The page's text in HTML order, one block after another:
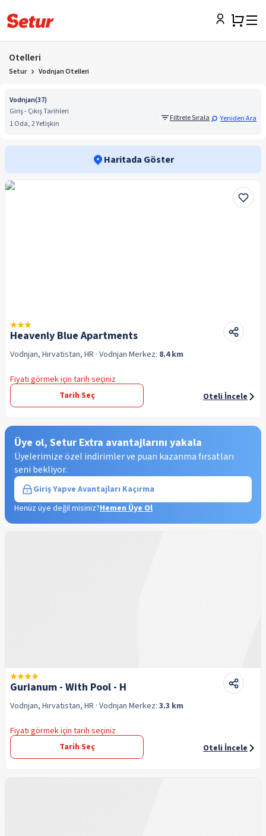
Otelleri
Setur Vodnjan Otelleri
Vodnjan(37)
Giriş - Çıkış Tarihleri
1 Oda, 2 Yetişkin
Filtrele Sırala Yeniden Ara
Haritada Göster
Heavenly Blue Apartments
Vodnjan, Hırvatistan, HR · Vodnjan Merkez: 8.4 km
Fiyatı görmek için tarih seçiniz
Tarih Seç
Oteli İncele
Üye ol, Setur Extra avantajlarını yakala
Üyelerimize özel indirimler ve puan kazanma fırsatları
seni bekliyor.
Giriş Yapve Avantajları Kaçırma
Henüz üye değil misiniz?Hemen Üye Ol
Gurianum - With Pool - H
Vodnjan, Hırvatistan, HR · Vodnjan Merkez: 3.3 km
Fiyatı görmek için tarih seçiniz
Tarih Seç
Oteli İncele